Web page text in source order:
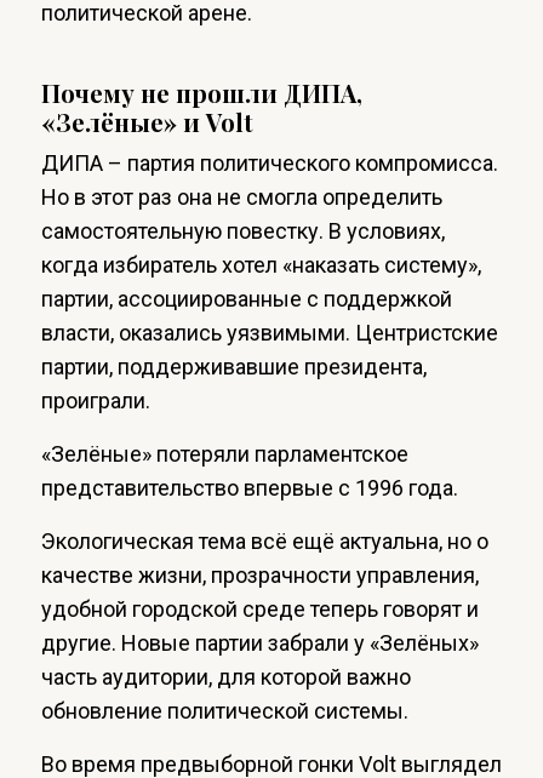
политической арене.
Почему не прошли ДИПА,
«Зелёные» и Volt
ДИПА – партия политического компромисса.
Но в этот раз она не смогла определить
самостоятельную повестку. В условиях,
когда избиратель хотел «наказать систему»,
партии, ассоциированные с поддержкой
власти, оказались уязвимыми. Центристские
партии, поддерживавшие президента,
проиграли.
«Зелёные» потеряли парламентское
представительство впервые с 1996 года.
Экологическая тема всё ещё актуальна, но о
качестве жизни, прозрачности управления,
удобной городской среде теперь говорят и
другие. Новые партии забрали у «Зелёных»
часть аудитории, для которой важно
обновление политической системы.
Во время предвыборной гонки Volt выглядел